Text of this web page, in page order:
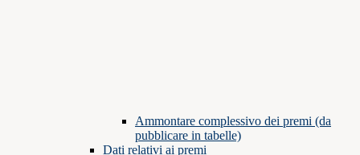
Ammontare complessivo dei premi (da
pubblicare in tabelle)
Dati relativi ai premi